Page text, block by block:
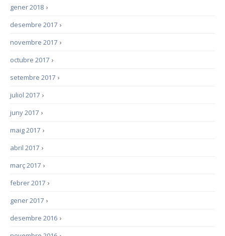
›
gener 2018
›
desembre 2017
›
novembre 2017
›
octubre 2017
›
setembre 2017
›
juliol 2017
›
juny 2017
›
maig 2017
›
abril 2017
›
març 2017
›
febrer 2017
›
gener 2017
›
desembre 2016